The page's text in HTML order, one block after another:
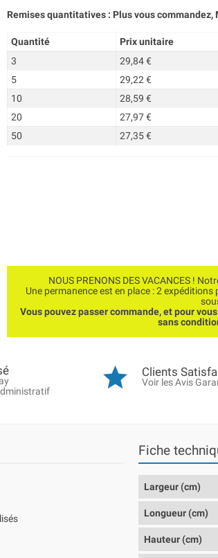
Remises quantitatives : Plus vous commandez,
Quantité Prix unitaire
3
29,84 €
5
29,22 €
10
28,59 €
20
27,97 €
50
27,35 €
NOUS PRENONS DES VACANCES !
Une permanence est en place : 2
Vous pouvez passer commande, et pour
sans
Clients
Voir les Avis
Fiche
Largeur (cm)
Longueur (cm)
Hauteur (cm)